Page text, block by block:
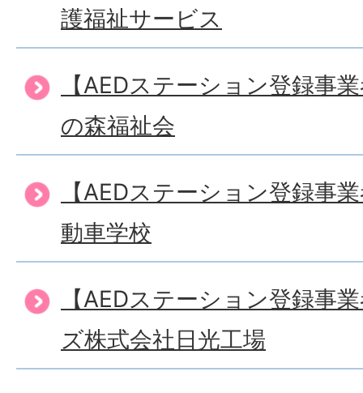
護福祉サービス
【AEDステーション登録事
の森福祉会
【AEDステーション登録事
動車学校
【AEDステーション登録事
ズ株式会社日光工場